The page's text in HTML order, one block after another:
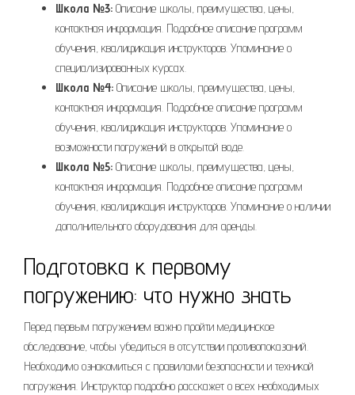
Школа №3: Описание школы, преимущества, цены,
контактная информация. Подробное описание программ
обучения, квалификация инструкторов. Упоминание о
специализированных курсах.
Школа №4: Описание школы, преимущества, цены,
контактная информация. Подробное описание программ
обучения, квалификация инструкторов. Упоминание о
возможности погружений в открытой воде.
Школа №5: Описание школы, преимущества, цены,
контактная информация. Подробное описание программ
обучения, квалификация инструкторов. Упоминание о наличии
дополнительного оборудования для аренды.
Подготовка к первому
погружению: что нужно знать
Перед первым погружением важно пройти медицинское
обследование, чтобы убедиться в отсутствии противопоказаний.
Необходимо ознакомиться с правилами безопасности и техникой
погружения. Инструктор подробно расскажет о всех необходимых